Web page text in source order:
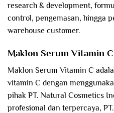
research & development,
control, pengemasan, hingga
warehouse customer.
Maklon Serum Vitamin C
Maklon Serum Vitamin C
vitamin C dengan
pihak PT. Natural Cosmetics
profesional dan terpercaya,